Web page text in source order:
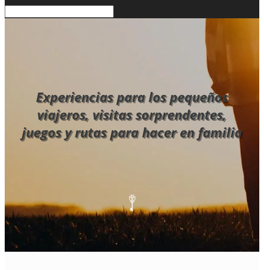
Experiencias para los pequeños
viajeros, visitas sorprendentes,
juegos y rutas para hacer en familia